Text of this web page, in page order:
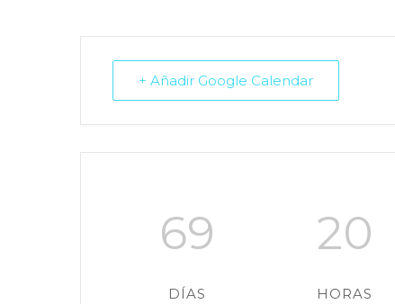
+ Añadir Google Calendar
69
DÍAS
20
HORAS